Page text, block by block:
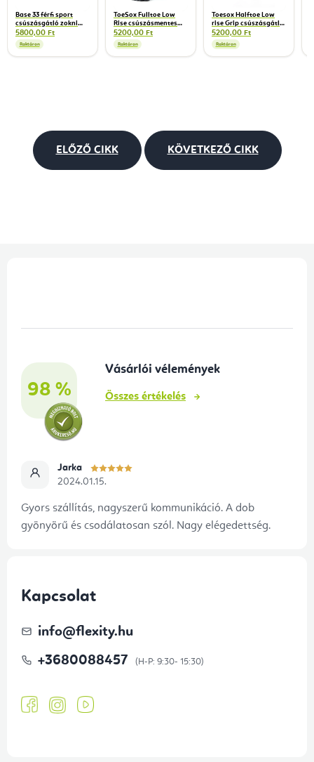
Base 33 férfi sport
csúszásgátló zokni
Low Rise GRIP
alacsony szürke
5800,00 Ft
Raktáron
ToeSox Fulltoe Low
Rise csúszásmentes
zokni Szénszürke
5200,00 Ft
Raktáron
Toesox Halftoe Low
rise Grip csúszásgátló
fekete zokni (Black)
5200,00 Ft
Raktáron
ELŐZŐ CIKK KÖVETKEZŐ CIKK
98 %
Vásárlói vélemények
Összes értékelés
Jarka
2024.01.15.
Gyors szállítás, nagyszerű kommunikáció. A dob
gyönyörű és csodálatosan szól. Nagy elégedettség.
Kapcsolat
info@flexity.hu
+3680088457